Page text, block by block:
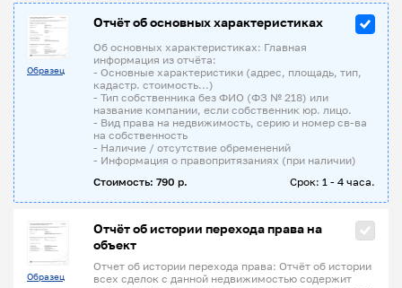
Образец
Отчёт об основных характеристиках
Об основных характеристиках: Главная
информация из отчёта:
- Основные характеристики (адрес, площадь, тип,
кадастр. стоимость...)
- Тип собственника без ФИО (ФЗ № 218) или
название компании, если собственник юр. лицо.
- Вид права на недвижимость, серию и номер св-ва
на собственность
- Наличие / отсутствие обременений
- Информация о правопритязаниях (при наличии)
Стоимость: 790 р.
Срок: 1 - 4 часа.
Образец
Отчёт об истории перехода права на
объект
Отчет об истории перехода права: Отчёт об истории
всех сделок с данной недвижимостью содержит